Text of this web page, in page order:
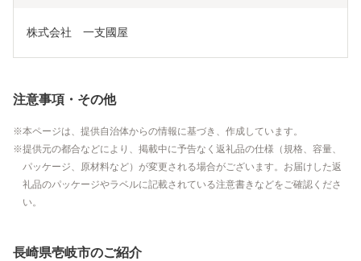
株式会社　一支國屋
注意事項・その他
本ページは、提供自治体からの情報に基づき、作成しています。
提供元の都合などにより、掲載中に予告なく返礼品の仕様（規格、容量、
パッケージ、原材料など）が変更される場合がございます。お届けした返
礼品のパッケージやラベルに記載されている注意書きなどをご確認くださ
い。
長崎県壱岐市のご紹介